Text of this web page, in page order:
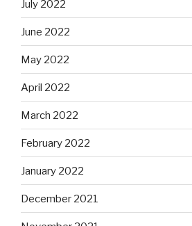
July 2022
June 2022
May 2022
April 2022
March 2022
February 2022
January 2022
December 2021